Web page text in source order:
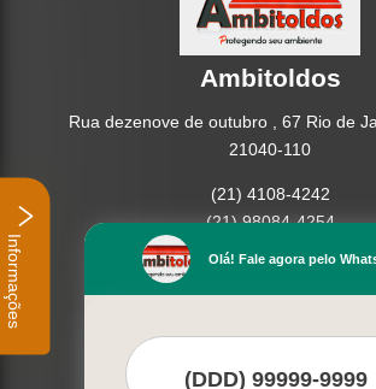
Ambitoldos
Rua dezenove de outubro , 67 Rio de
21040-110
(21) 4108-4242
(21) 98084-4254
Home
Empresa
Contato
Olá! Fale agora pelo
Informações